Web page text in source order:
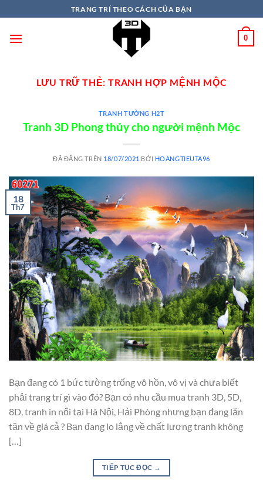
TRANG TRÍ THEO CÁCH CỦA BẠN
0
LƯU TRỮ THẺ: TRANH HỢP MỆNH MỘC
TRANH TƯỜNG H2T
Tranh 3D Phong thủy cho người mệnh Mộc
ĐÃ ĐĂNG TRÊN 18/07/2021 BỞI HOANGTIEUTA96
18
Th7
Bạn đang có 1 bức tường trống vô hồn, vô vị và chưa biết
phải trang trí gì vào đó? Bạn có nhu cầu mua tranh 3D, 5D,
8D, tranh in nổi tại Hà Nội, Hải Phòng nhưng bạn đang lăn
tăn về giá cả ? Bạn đang lo lắng về chất lượng tranh không
[…]
TIẾP TỤC ĐỌC →